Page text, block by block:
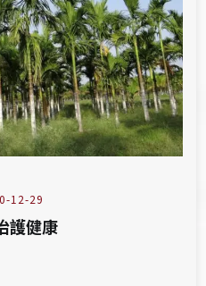
12-29
護健康